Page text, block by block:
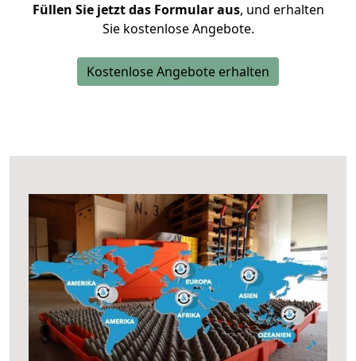
Füllen Sie jetzt das Formular aus, und erhalten
Sie kostenlose Angebote.
Kostenlose Angebote erhalten